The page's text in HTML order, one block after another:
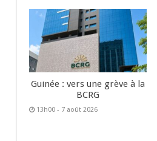
Guinée : vers une grève à la
BCRG
13h00 - 7 août 2026